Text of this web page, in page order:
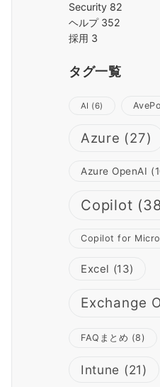
Security 82
ヘルプ 352
採用 3
タグ一覧
AI (6)
Azure (27)
Azure OpenAI
Copilot
Copilot for
Excel (13)
Exchange
FAQまとめ (8)
Intune (21)